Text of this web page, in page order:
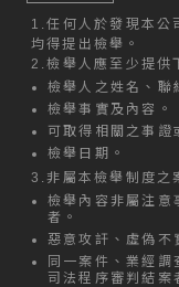
1.任何人於發現本公
均得提出檢舉。
2.檢舉人應至少提供
檢舉人之姓名、聯
檢舉事實及內容。
可取得相關之事證
檢舉日期。
3.非屬本檢舉制度之
檢舉內容非屬注意
者。
惡意攻訐、虛偽不
同一案件、業經
司法程序審判結案